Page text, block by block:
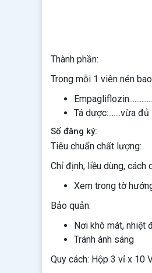
Thành phần:
Trong mỗi 1 viên nén
Tá dược:.......vừa
Số đăng ký:
Tiêu chuẩn chất lượng:
Chỉ định, liều dùng, cách
Xem trong tờ
Bảo quản:
Nơi khô mát, nhiệt
Tránh ánh sáng
Quy cách: Hộp 3 vỉ x 10